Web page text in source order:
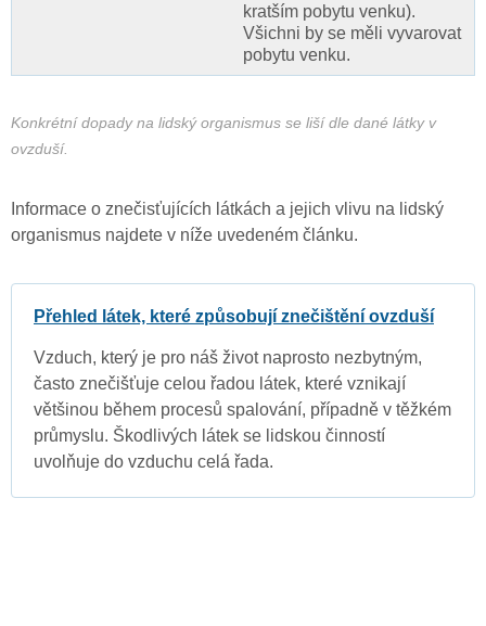
kratším pobytu venku).
Všichni by se měli vyvarovat
pobytu venku.
Konkrétní dopady na lidský organismus se liší dle dané látky v
ovzduší.
Informace o znečisťujících látkách a jejich vlivu na lidský
organismus najdete v níže uvedeném článku.
Přehled látek, které způsobují znečištění ovzduší
Vzduch, který je pro náš život naprosto nezbytným,
často znečišťuje celou řadou látek, které vznikají
většinou během procesů spalování, případně v těžkém
průmyslu. Škodlivých látek se lidskou činností
uvolňuje do vzduchu celá řada.